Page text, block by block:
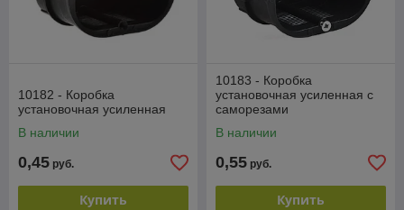
10182 - Коробка
установочная усиленная
В наличии
0,45 руб.
Купить
10183 - Коробка
установочная усиленная с
саморезами
В наличии
0,55 руб.
Купить